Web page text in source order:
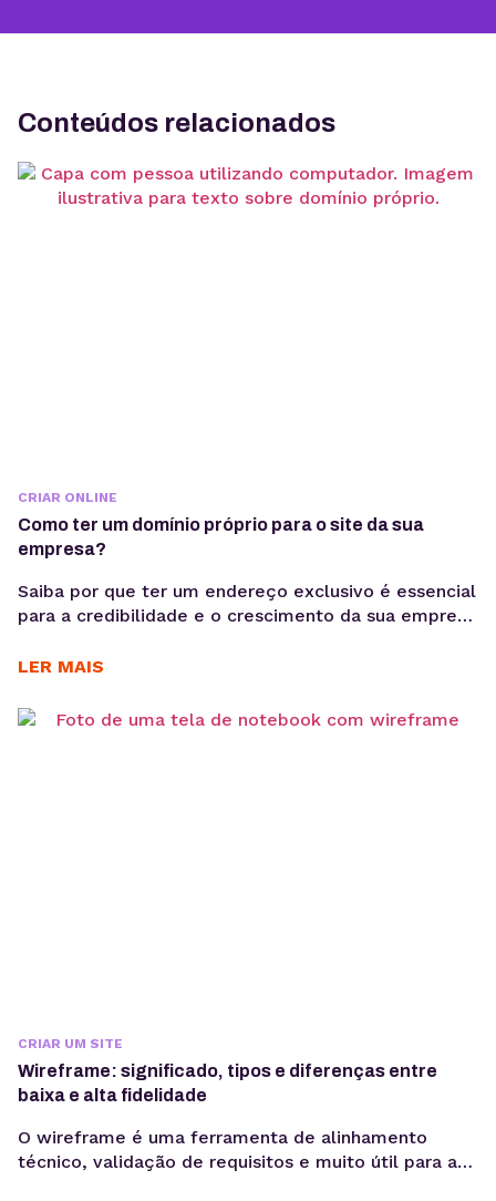
Conteúdos relacionados
CRIAR ONLINE
Como ter um domínio próprio para o site da sua
empresa?
Saiba por que ter um endereço exclusivo é essencial
para a credibilidade e o crescimento da sua empresa
custos envolvidos e descubra qual extensão faz
lançar o site da sua empresa, o primeiro passo é
LER MAIS
CRIAR UM SITE
Wireframe: significado, tipos e diferenças entre
baixa e alta fidelidade
O wireframe é uma ferramenta de alinhamento
técnico, validação de requisitos e muito útil para a